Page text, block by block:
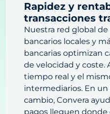
Rapidez y
transacciones
Nuestra red global
bancarios locales y
bancarias optimizan
de velocidad y coste.
tiempo real y el
intermediarios. En
cambio, Convera
pagos lleguen